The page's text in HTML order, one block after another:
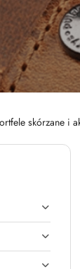
skórzane i